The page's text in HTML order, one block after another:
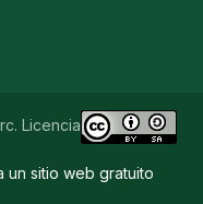
Licencia
unsitio web gratuito